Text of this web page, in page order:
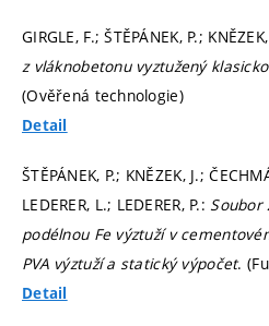
GIRGLE, F.; ŠTĚPÁNEK, P.;
z vláknobetonu vyztužený
(Ověřená technologie)
Detail
ŠTĚPÁNEK, P.; KNĚZEK, J.;
LEDERER, L.; LEDERER, P.: Soubor
podélnou Fe výztuží v
PVA výztuží a statický výpočet.
Detail